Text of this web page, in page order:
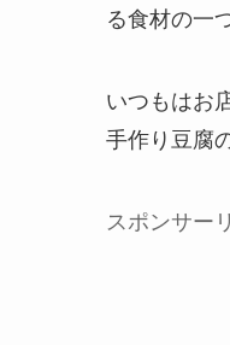
る食材の一
いつもはお
手作り豆腐
スポンサー